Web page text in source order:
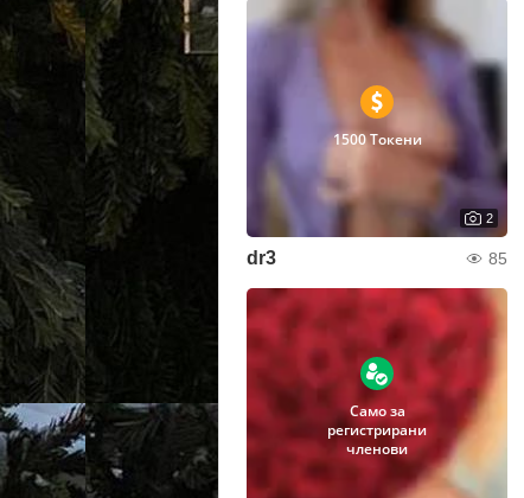
1500 Токени
2
dr3 85
Само за
регистрирани
членови